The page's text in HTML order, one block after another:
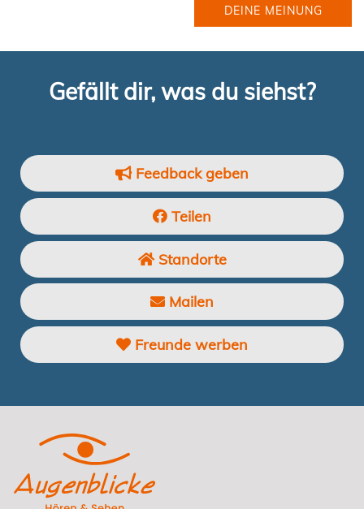
DEINE MEINUNG
Gefällt dir, was du siehst?
Feedback geben
Teilen
Standorte
Mailen
Freunde werben